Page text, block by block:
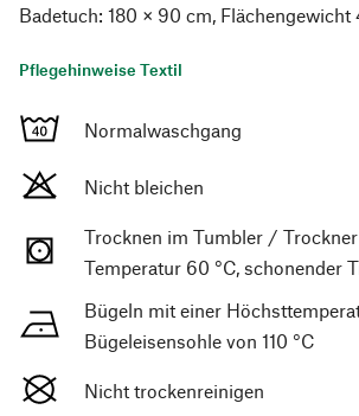
Badetuch: 180 × 90 cm,
Pflegehinweise Textil
Normalwaschgang
Nicht bleichen
Trocknen im Tumbler /
Temperatur 60 °C, schonender
Bügeln mit einer
Bügeleisensohle von 110 °C
Nicht trockenreinigen